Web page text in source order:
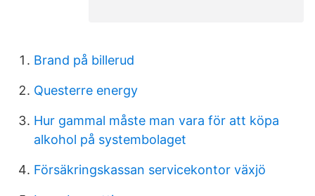
Brand på billerud
Questerre energy
Hur gammal måste man vara för att köpa
alkohol på systembolaget
Försäkringskassan servicekontor växjö